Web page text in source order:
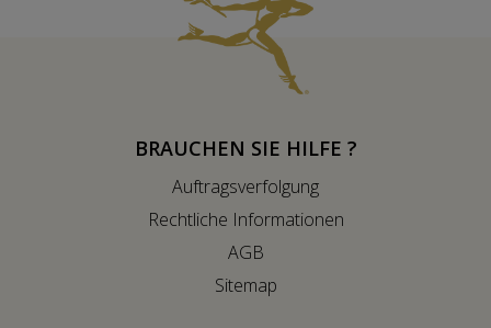
BRAUCHEN SIE HILFE ?
Auftragsverfolgung
Rechtliche Informationen
AGB
Sitemap